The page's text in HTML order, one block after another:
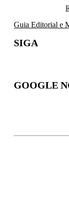
Guia Editorial e
SIGA
GOOGLE